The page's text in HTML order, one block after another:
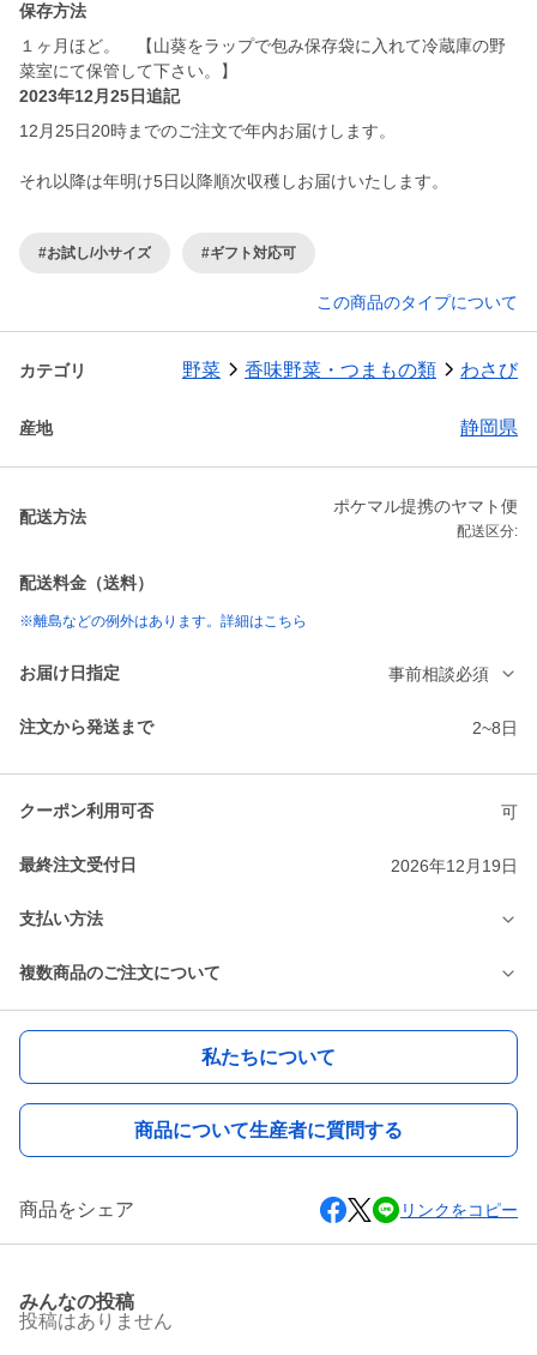
保存方法
１ヶ月ほど。 【山葵をラップで包み保存袋に入れて冷蔵庫の野
菜室にて保管して下さい。】
2023年12月25日追記
12月25日20時までのご注文で年内お届けします。
それ以降は年明け5日以降順次収穫しお届けいたします。
#お試し/小サイズ #ギフト対応可
この商品のタイプについて
カテゴリ 野菜 香味野菜・つまもの類 わさび
産地 静岡県
配送方法
ポケマル提携のヤマト便
配送区分:
配送料金（送料）
※離島などの例外はあります。詳細はこちら
お届け日指定 事前相談必須
注文から発送まで 2~8日
クーポン利用可否 可
最終注文受付日 2026年12月19日
支払い方法
複数商品のご注文について
私たちについて
商品について生産者に質問する
商品をシェア リンクをコピー
みんなの投稿
投稿はありません